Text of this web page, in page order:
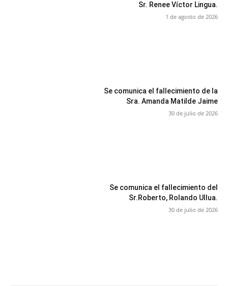
Sr. Renee Víctor Lingua.
1 de agosto de 2026
Se comunica el fallecimiento de la
Sra. Amanda Matilde Jaime
30 de julio de 2026
Se comunica el fallecimiento del
Sr.Roberto, Rolando Ullua.
30 de julio de 2026